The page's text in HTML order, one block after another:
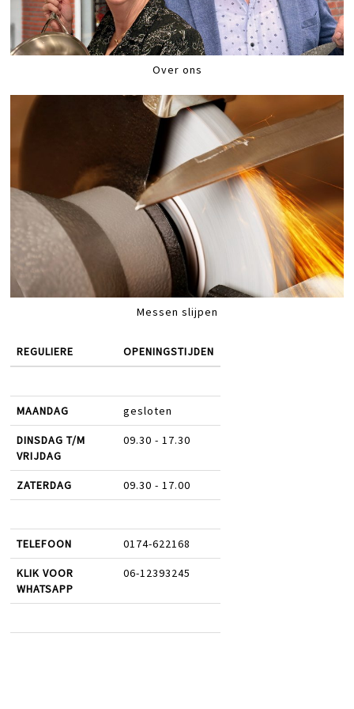
Over ons
Messen slijpen
REGULIERE OPENINGSTIJDEN
MAANDAG gesloten
DINSDAG T/M
VRIJDAG
09.30 - 17.30
ZATERDAG 09.30 - 17.00
TELEFOON 0174-622168
KLIK VOOR
WHATSAPP
06-12393245